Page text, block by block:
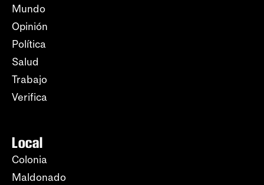
Mundo
Opinión
Política
Salud
Trabajo
Verifica
Local
Colonia
Maldonado